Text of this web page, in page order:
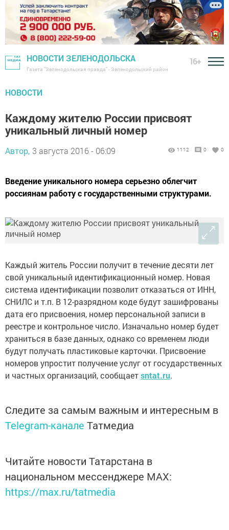
НОВОСТИ ЗЕЛЕНОДОЛЬСКА
Газета "Зеленодольская правда" - Зеленодольский район
16+
НОВОСТИ
Каждому жителю России присвоят
уникальный личный номер
Автор, 3 августа 2016 - 06:09 1112 0 0
Введение уникального номера серьезно облегчит
россиянам работу с государственными структурами.
Каждый житель России получит в течение десяти лет
свой уникальный идентификационный номер. Новая
система идентификации позволит отказаться от ИНН,
СНИЛС и т.п. В 12-разрядном коде будут зашифрованы
дата его присвоения, номер персональной записи в
реестре и контрольное число. Изначально номер будет
храниться в базе данных, однако со временем люди
будут получать пластиковые карточки. Присвоение
номеров упростит получение услуг от государственных
и частных организаций, сообщаетsntat.ru.
Следите за самым важным и интересным в
Telegram-канале Татмедиа
Читайте новости Татарстана в
национальном мессенджере MАХ:
https://max.ru/tatmedia